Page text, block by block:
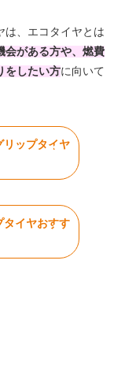
は、エコタイヤとは
会がある方や、燃費
をしたい方に向いて
リップタイヤ
タイヤおすす